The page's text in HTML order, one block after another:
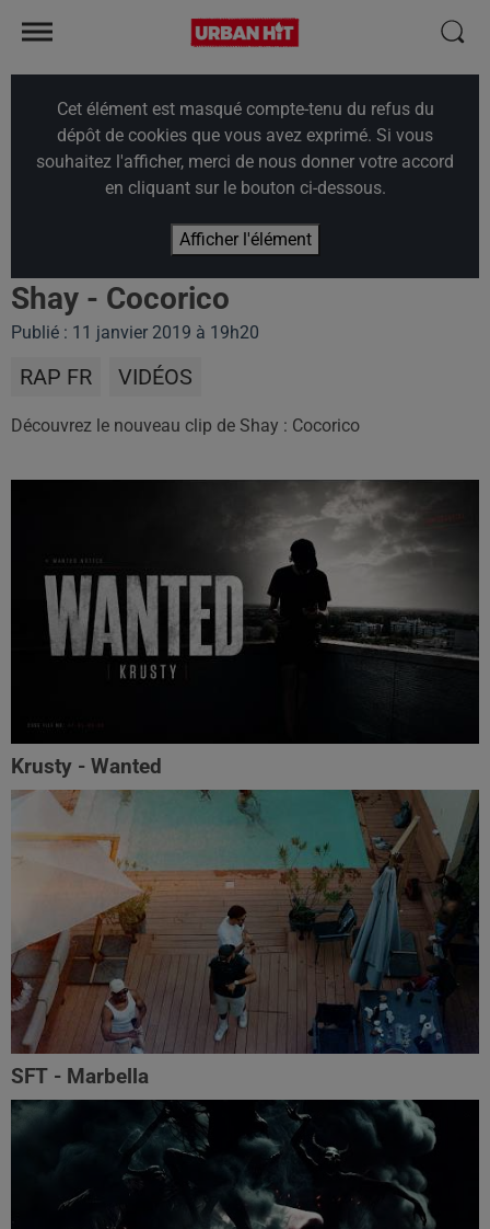
Cet élément est masqué compte-tenu du refus du
dépôt de cookies que vous avez exprimé. Si vous
souhaitez l'afficher, merci de nous donner votre accord
en cliquant sur le bouton ci-dessous.
Afficher l'élément
Shay - Cocorico
Publié : 11 janvier 2019 à 19h20
RAP FR VIDÉOS
Découvrez le nouveau clip de Shay : Cocorico
Krusty - Wanted
SFT - Marbella